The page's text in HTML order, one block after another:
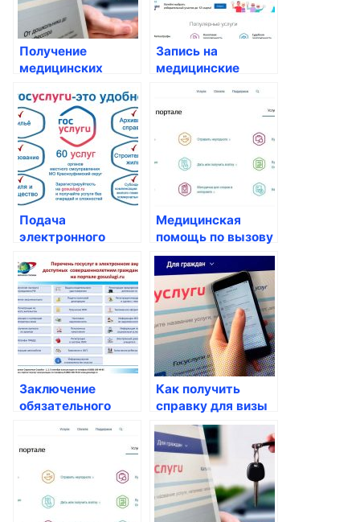
Получение
медицинских
заключений для
работы или учебы
Запись на
медицинские
Подача
электронного
справки о
состоянии
здоровья
Медицинская
помощь по вызову
на дом: удобство и
доступность для
россиян
Заключение
обязательного
Как получить
справку для визы